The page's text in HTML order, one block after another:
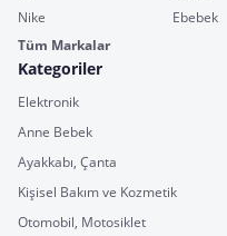
Nike
Ebebek
Tüm Markalar
Kategoriler
Elektronik
Anne Bebek
Ayakkabı, Çanta
Kişisel Bakım ve Kozmetik
Otomobil, Motosiklet